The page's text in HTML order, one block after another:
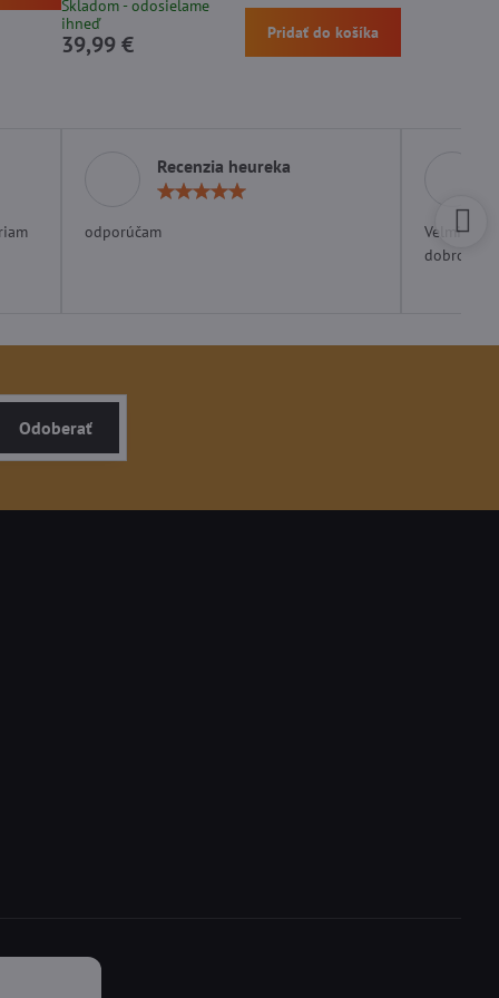
Skladom - odosielame
ihneď
39,99 € Pridať do košíka
Recenzia heureka
odporúčam
Velmi
dobrom
Odoberať